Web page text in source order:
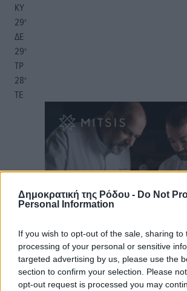
Δημοκρατική της Ρόδου - Do Not
Personal Information
If you wish to opt-out of the sale, sharing to
processing of your personal or sensitive
targeted advertising by us, please use the
section to confirm your selection. Please
opt-out request is processed you may
ΚΥ
29°
ΔΕ
29°
ΤΡ
28°
ΤΕ